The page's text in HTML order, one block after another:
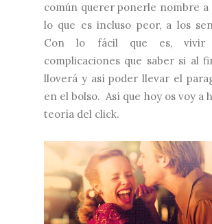
común querer ponerle nombre a
lo que es incluso peor, a los
Con lo fácil que es, vivir
complicaciones que saber si al
lloverá y así poder llevar el
en el bolso. Así que hoy os voy a
teoría del click.